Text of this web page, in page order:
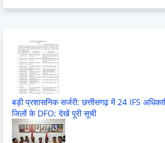
बड़ी प्रशासनिक सर्जरी: छत्तीसगढ़ में 24 IFS
जिलों के DFO; देखें पूरी सूची